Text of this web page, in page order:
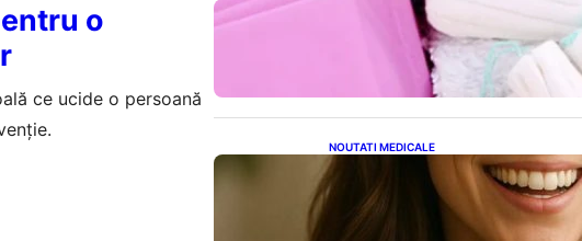
o
ce ucide o persoană
Tampoanele menstruale: O
analiză profundă a riscurilor
legate de metale toxice
NOUTATI MEDICALE
Ceaiul – Băutura care
protejează inima: Descoperiri
recente despre beneficiile
consumului zilnic